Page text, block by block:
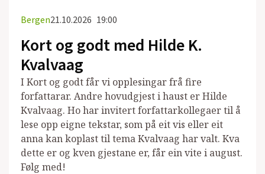
Bergen21.10.2026 19:00
Kort og godt med Hilde K.
Kvalvaag
I Kort og godt får vi opplesingar frå fire
forfattarar. Andre hovudgjest i haust er Hilde
Kvalvaag. Ho har invitert forfattarkollegaer til å
lese opp eigne tekstar, som på eit vis eller eit
anna kan koplast til tema Kvalvaag har valt. Kva
dette er og kven gjestane er, får ein vite i august.
Følg med!